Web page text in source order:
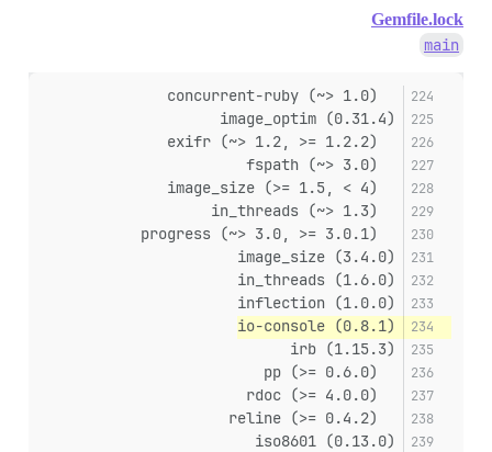
Gemfile.lock
main
image_optim (0.31.4)
image_size (3.4.0)
in_threads (1.6.0)
inflection (1.0.0)
io-console (0.8.1)
irb (1.15.3)
iso8601 (0.13.0)